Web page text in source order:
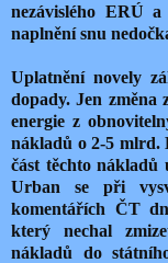
nezávislého ERÚ
naplnění snu
Uplatnění novely
dopady. Jen změna
energie z
nákladů o 2-5 mlrd.
část těchto nákladů
Urban se při
komentářích ČT
který nechal
nákladů do